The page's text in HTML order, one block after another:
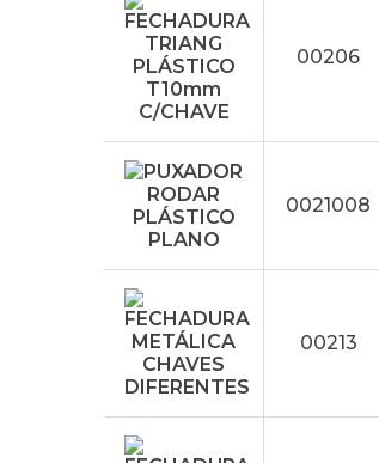
00206
0021008
00213